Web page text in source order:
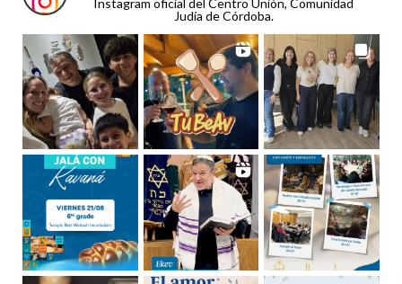
Judía de Córdoba.